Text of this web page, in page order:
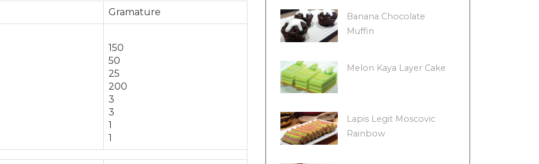
Gramature
150
50
25
200
3
3
1
1
Banana Chocolate
Muffin
Melon Kaya Layer Cake
Lapis Legit Moscovic
Rainbow